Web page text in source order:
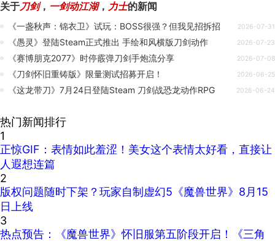
关于刀剑， 一剑动江湖， 力士的新闻
《一盏秋声：锦衣卫》试玩：BOSS很强？但我见招拆招 2026-07-31
《愚灵》登陆Steam正式推出 手绘和风横版刀剑动作 2026-07-23
《赛博朋克2077》时停霰弹刀剑手炮流分享 2026-07-08
《刀剑怀旧重铸版》限量测试招募开启！ 2026-06-25
《这龙带刀》7月24日登陆Steam 刀剑战恐龙动作RPG 2026-06-24
热门新闻排行
1
正惊GIF：表情如此羞涩！美女这个表情太好看，直接让
人遐想连篇
2
版权问题随时下架？玩家自制虚幻5《魔兽世界》8月15
日上线
3
热点预告：《魔兽世界》怀旧服第五阶段开启！《三角